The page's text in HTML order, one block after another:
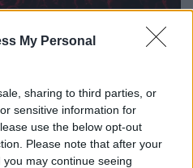
My Personal
sharing to third parties, or
sensitive information for
use the below opt-out
Please note that after your
may continue seeing
ιστορίας με το
«επόμενο»